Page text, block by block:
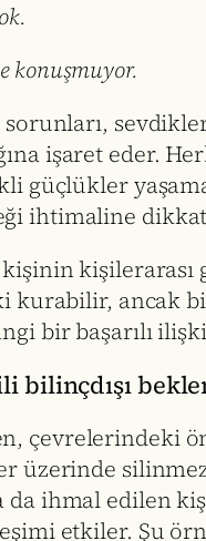
konuşmuyor.
sorunları,
işaret eder.
güçlükler
ihtimaline
kişilerarası
kurabilir, ancak
bir başarılı
bilinçdışı
çevrelerindeki
üzerinde
da ihmal edilen
etkiler. Şu